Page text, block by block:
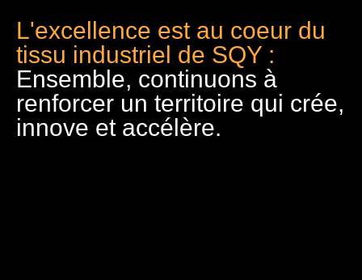
L'excellence est au coeur du
tissu industriel de SQY :
Ensemble, continuons à
renforcer un territoire qui crée,
innove et accélère.